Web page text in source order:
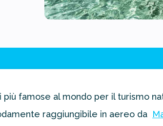
famose al mondo per il turismo
raggiungibile in aereo da